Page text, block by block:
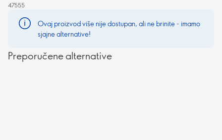
47555
Ovaj proizvod više nije dostupan, ali ne brinite - imamo
sjajne alternative!
Preporučene alternative